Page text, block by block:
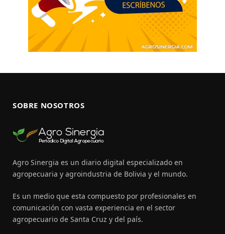
SOBRE NOSOTROS
Agro Sinergia es un diario digital especializado en
agropecuaria y agroindustria de Bolivia y el mundo.
Es un medio que esta compuesto por profesionales en
comunicación con vasta experiencia en el sector
agropecuario de Santa Cruz y del país.